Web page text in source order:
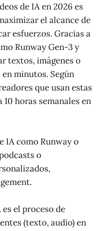
de IA en 2026 es
el alcance de
esfuerzos. Gracias a
Runway Gen-3 y
textos, imágenes o
minutos. Según
que usan estas
horas semanales en
IA como Runway o
o
el proceso de
(texto, audio) en